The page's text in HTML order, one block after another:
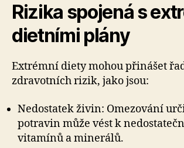
Rizika spojená s
dietními plány
Extrémní diety mohou přinášet
zdravotních rizik, jako jsou:
Nedostatek živin: Omezování
potravin může vést k
vitamínů a minerálů.